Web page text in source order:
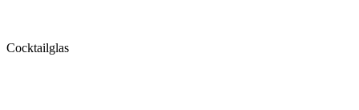
Cocktailglas